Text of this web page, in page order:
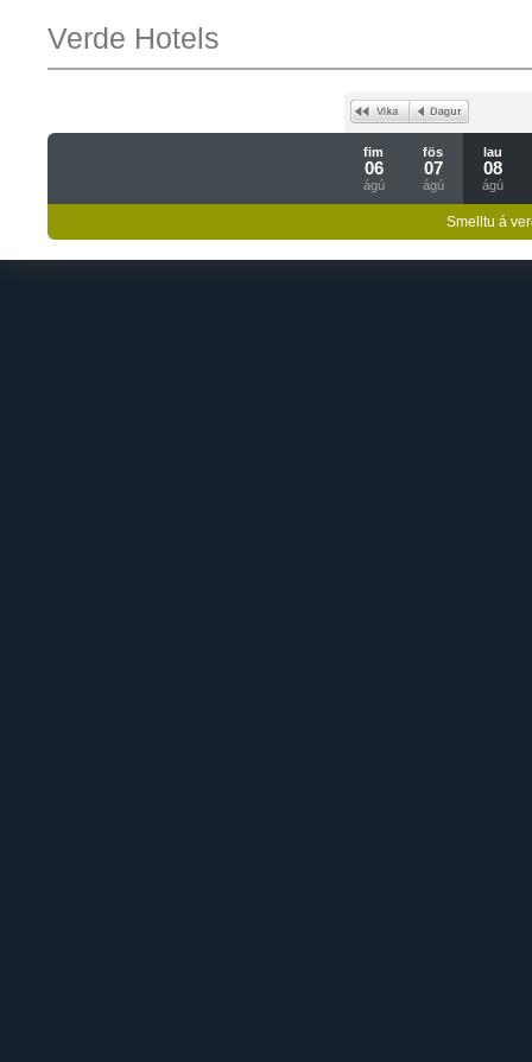
Verde Hotels
fim
06
ágú
fös
07
ágú
lau
08
ágú
Smelltu á